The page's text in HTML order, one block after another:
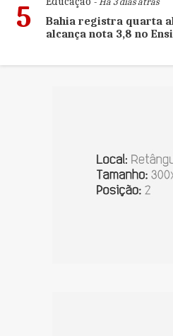
5
Bahia registra quarta
alcança nota 3,8 no